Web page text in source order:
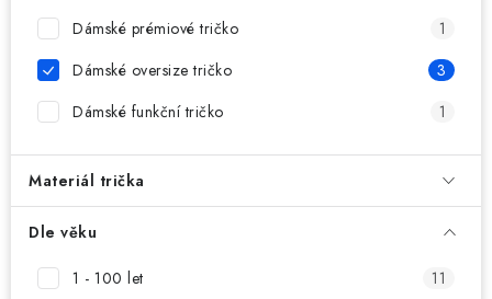
OKAMŽITĚ K ODBĚRU
B2B
MÁM SRDCE POMÁHÁM
VÁNOCE
PROVIZNÍ SYSTÉM
Dámské prémiové tričko
1
Dámské oversize tričko
3
Dámské funkční tričko
1
Materiál trička
Dle věku
1 - 100 let
11